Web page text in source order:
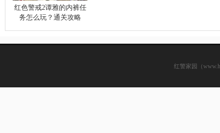
红色警戒2谭雅的内裤任
务怎么玩？通关攻略
红警家园（